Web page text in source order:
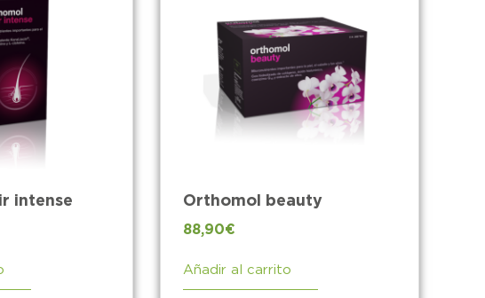
intense Orthomol beauty
88,90€
Añadir al carrito